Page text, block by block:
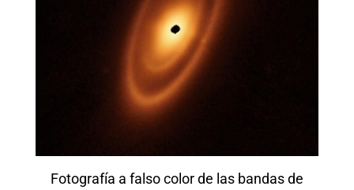
Fotografía a falso color de las bandas de